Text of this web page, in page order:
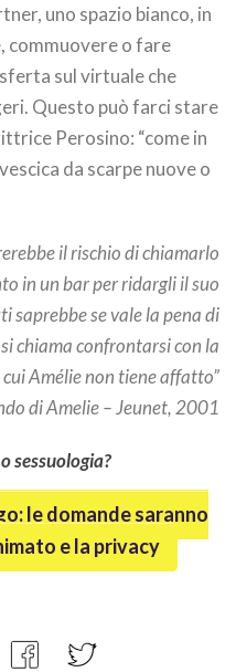
uno spazio bianco, in
commuovere o fare
sul virtuale che
Questo può farci stare
Perosino: “come in
da scarpe nuove o
il rischio di chiamarlo
in un bar per ridargli il suo
saprebbe se vale la pena di
chiama confrontarsi con la
Amélie non tiene affatto”
di Amelie – Jeunet, 2001
sessuologia?
le domande saranno
e la privacy